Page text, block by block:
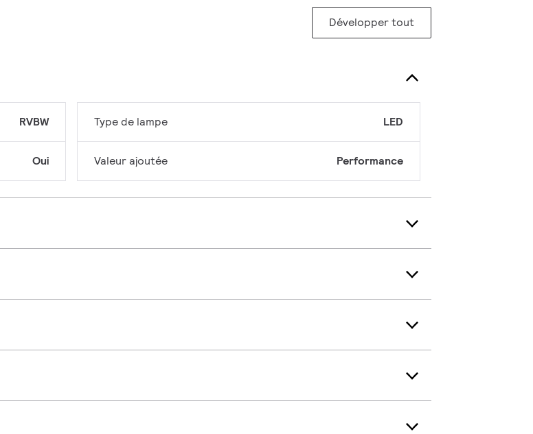
Développer tout
RVBW
Oui
Type de lampe LED
Valeur ajoutée Performance